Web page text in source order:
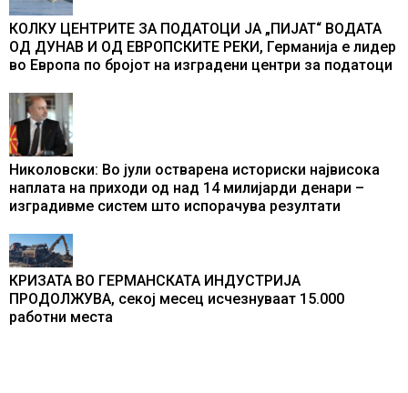
КОЛКУ ЦЕНТРИТЕ ЗА ПОДАТОЦИ ЈА „ПИЈАТ“ ВОДАТА
ОД ДУНАВ И ОД ЕВРОПСКИТЕ РЕКИ, Германија е лидер
во Европа по бројот на изградени центри за податоци
Николовски: Во јули остварена историски највисока
наплата на приходи од над 14 милијарди денари –
изградивме систем што испорачува резултати
КРИЗАТА ВО ГЕРМАНСКАТА ИНДУСТРИЈА
ПРОДОЛЖУВА, секој месец исчезнуваат 15.000
работни места